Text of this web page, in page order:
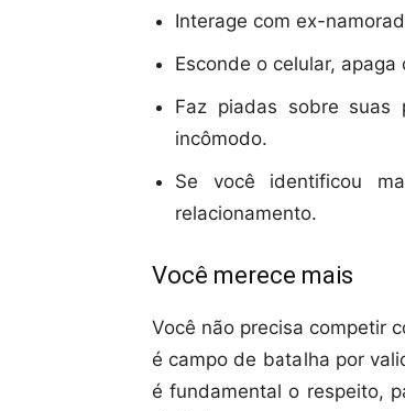
Interage com ex-
Esconde o celular,
Faz piadas sobre suas
incômodo.
Se você identificou
relacionamento.
Você merece mais
Você não precisa competir
é campo de batalha por
é fundamental o respeito,